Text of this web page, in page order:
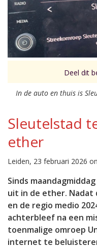
Deel dit
In de auto en thuis is
Sleutelstad
ether
Leiden, 23 februari 2026
Sinds
uit in de ether. Nadat
en de regio medio
achterbleef na een
toenmalige omroep
internet te